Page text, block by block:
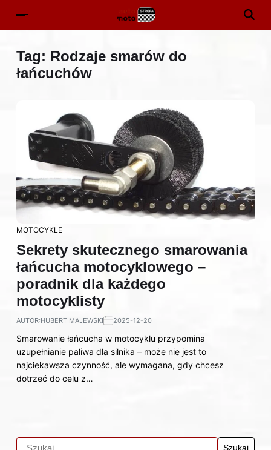
Tag: Rodzaje smarów do
łańcuchów
MOTOCYKLE
Sekrety skutecznego smarowania
łańcucha motocyklowego –
poradnik dla każdego
motocyklisty
AUTOR:HUBERT MAJEWSKI 2025-12-20
Smarowanie łańcucha w motocyklu przypomina
uzupełnianie paliwa dla silnika – może nie jest to
najciekawsza czynność, ale wymagana, gdy chcesz
dotrzeć do celu z…